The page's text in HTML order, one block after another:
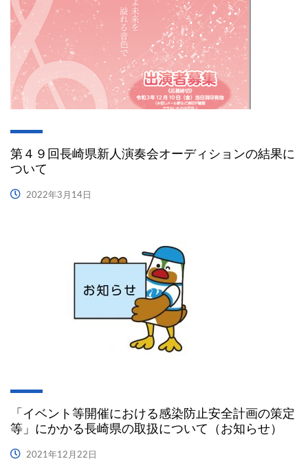
第４９回長崎県新人演奏会オーディションの結果に
ついて
2022年3月14日
「イベント等開催における感染防止安全計画の策定
等」にかかる長崎県の取扱について（お知らせ）
2021年12月22日